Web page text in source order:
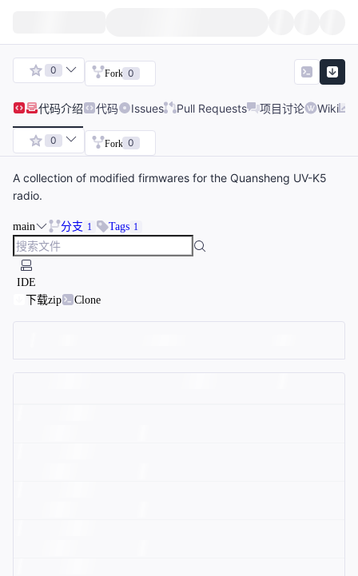
0 Fork 0
代码介绍 代码 Issues Pull Requests 项目讨论 Wiki
0 Fork 0
A collection of modified firmwares for the Quansheng UV-K5
radio.
main 分支 1 Tags 1
IDE
下载zip
Clone